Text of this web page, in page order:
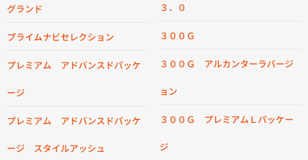
グランド
プライムナビセレクション
プレミアム アドバンスドパッケ
ージ
プレミアム アドバンスドパッケ
ージ スタイルアッシュ
３．０
３００Ｇ
３００Ｇ アルカンターラバージ
ョン
３００Ｇ プレミアムＬパッケー
ジ